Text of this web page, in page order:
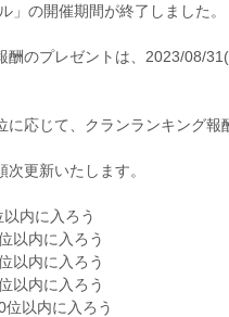
の開催期間が終了しました。
のプレゼントは、2023/08/
応じて、クランランキング報
更新いたします。
内に入ろう
以内に入ろう
以内に入ろう
以内に入ろう
位以内に入ろう